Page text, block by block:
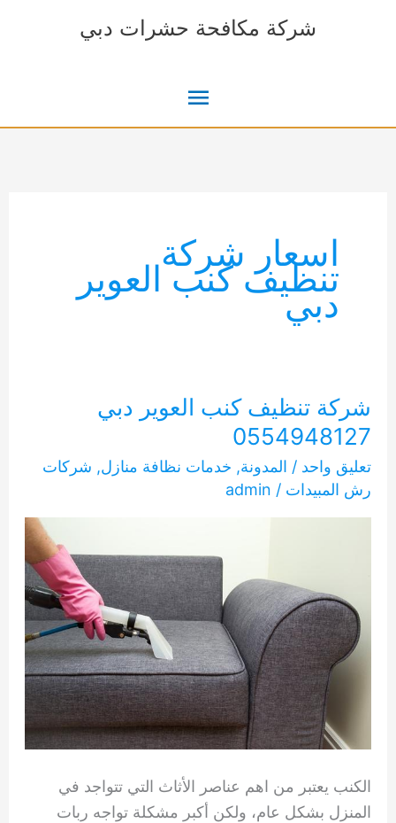
شركة مكافحة حشرات دبي
القائمة
اسعار شركة
تنظيف كنب العوير
دبي
شركة تنظيف كنب العوير دبي
0554948127
تعليق واحد / المدونة, خدمات نظافة منازل, شركات
رش المبيدات /
admin
الكنب يعتبر من اهم عناصر الأثاث التي تتواجد في
المنزل بشكل عام، ولكن أكبر مشكلة تواجه ربات